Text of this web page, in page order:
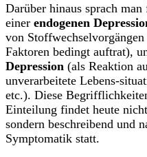
Darüber hinaus sprach
einer endogenen
von
Faktoren bedingt auftrat),
Depression (als Reaktion
unverarbeitete Lebens-
etc.). Diese
Einteilung findet heute
sondern beschreibend und
Symptomatik statt.